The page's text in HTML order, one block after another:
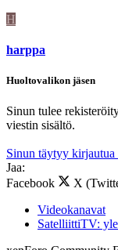
H
harppa
Huoltovalikon jäsen
Sinun tulee
viestin sisältö.
Sinun täytyy kirjautua
Jaa:
Facebook
X
Videokanavat
SatelliittiTV: